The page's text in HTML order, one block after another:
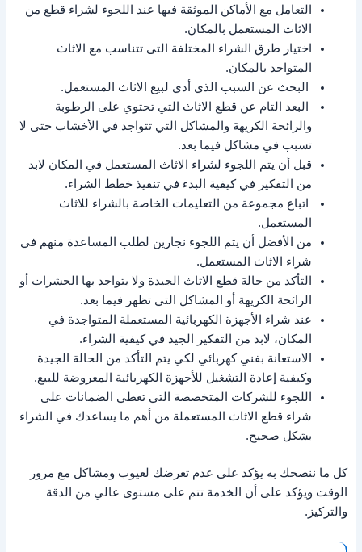
التعامل مع الأماكن الموثقة فيها عند اللجوء لشراء قطع من
الاثاث المستعمل بالمكان.
اختيار طرق الشراء المختلفة التى تتناسب مع الاثاث
المتواجد بالمكان.
البحث عن السبب الذي أدي لبيع الاثاث المستعمل.
البعد التام عن قطع الاثاث التي تحتوي على الرطوبة
والرائحة الكريهة والمشاكل التي تتواجد في الأخشاب حتى لا
تسبب في مشاكل فيما بعد.
قبل أن يتم اللجوء لشراء الاثاث المستعمل في المكان لابد
من التفكير في كيفية البدء في تنفيذ خطط الشراء.
اتباع مجموعة من التعليمات الخاصة بالشراء للاثاث
المستعمل.
من الأفضل أن يتم اللجوء نجارين لطلب المساعدة منهم في
شراء الاثاث المستعمل.
التأكد من حالة قطع الاثاث الجيدة ولا يتواجد بها الحشرات أو
الرائحة الكريهة أو المشاكل التي تظهر فيما بعد.
عند شراء الأجهزة الكهربائية المستعملة المتواجدة في
المكان، لابد من التفكير الجيد في كيفية الشراء.
الاستعانة بفني كهربائي لكي يتم التأكد من الحالة الجيدة
وكيفية إعادة التشغيل للأجهزة الكهربائية المعروضة للبيع.
اللجوء للشركات المتخصصة التي تعطي الضمانات على
شراء قطع الاثاث المستعملة من أهم ما يساعدك في الشراء
بشكل صحيح.
كل ما ننصحك به يؤكد على عدم تعرضك لعيوب ومشاكل مع مرور
الوقت ويؤكد على أن الخدمة تتم على مستوى عالي من الدقة
والتركيز.